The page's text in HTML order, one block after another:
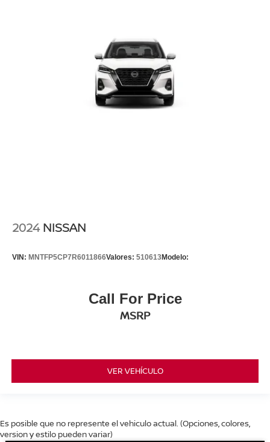
2024 NISSAN
VIN: MNTFP5CP7R6011866Valores: 510613Modelo:
Call For Price
MSRP
VER VEHÍCULO
Es posible que no represente el vehiculo actual. (Opciones, colores,
version y estilo pueden variar)